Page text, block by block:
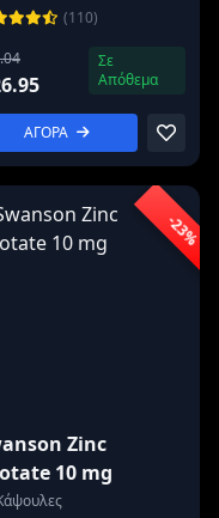
(110)
Σε
Απόθεμα
ΑΓΟΡΑ
-23%
Zinc
10 mg